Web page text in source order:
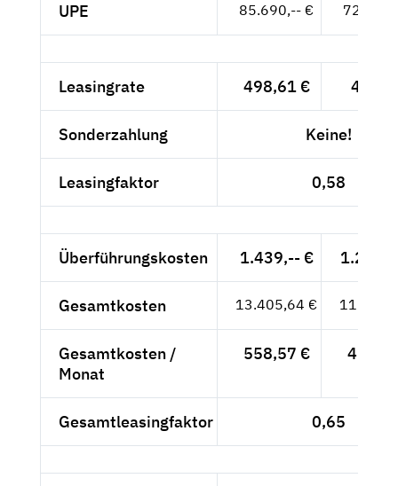
UPE 85.690,-- €
Leasingrate 498,61 €
Sonderzahlung Keine!
Leasingfaktor 0,58
Überführungskosten 1.439,-- €
Gesamtkosten 13.405,64 €
Gesamtkosten /
Monat
558,57 €
Gesamtleasingfaktor 0,65